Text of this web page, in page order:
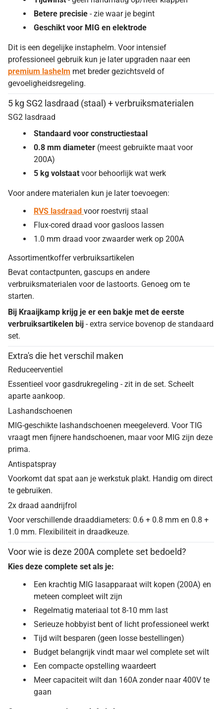
Betere precisie - zie waar je begint
Geschikt voor MIG en elektrode
Dit is een degelijke instaphelm. Voor intensief
professioneel gebruik kun je later upgraden naar een
premium lashelm met breder gezichtsveld of
gevoeligheidsregeling.
5 kg SG2 lasdraad (staal) + verbruiksmaterialen
SG2 lasdraad
Standaard voor constructiestaal
0.8 mm diameter (meest gebruikte maat voor
200A)
5 kg volstaat voor behoorlijk wat werk
Voor andere materialen kun je later toevoegen:
RVS lasdraad voor roestvrij staal
Flux-cored draad voor gasloos lassen
1.0 mm draad voor zwaarder werk op 200A
Assortimentkoffer verbruiksartikelen
Bevat contactpunten, gascups en andere
verbruiksmaterialen voor de lastoorts. Genoeg om te
starten.
Bij Kraaijkamp krijg je er een bakje met de eerste
verbruiksartikelen bij - extra service bovenop de standaard
set.
Extra's die het verschil maken
Reduceerventiel
Essentieel voor gasdrukregeling - zit in de set. Scheelt
aparte aankoop.
Lashandschoenen
MIG-geschikte lashandschoenen meegeleverd. Voor TIG
vraagt men fijnere handschoenen, maar voor MIG zijn deze
prima.
Antispatspray
Voorkomt dat spat aan je werkstuk plakt. Handig om direct
te gebruiken.
2x draad aandrijfrol
Voor verschillende draaddiameters: 0.6 + 0.8 mm en 0.8 +
1.0 mm. Flexibiliteit in draadkeuze.
Voor wie is deze 200A complete set bedoeld?
Kies deze complete set als je:
Een krachtig MIG lasapparaat wilt kopen (200A) en
meteen compleet wilt zijn
Regelmatig materiaal tot 8-10 mm last
Serieuze hobbyist bent of licht professioneel werkt
Tijd wilt besparen (geen losse bestellingen)
Budget belangrijk vindt maar wel complete set wilt
Een compacte opstelling waardeert
Meer capaciteit wilt dan 160A zonder naar 400V te
gaan